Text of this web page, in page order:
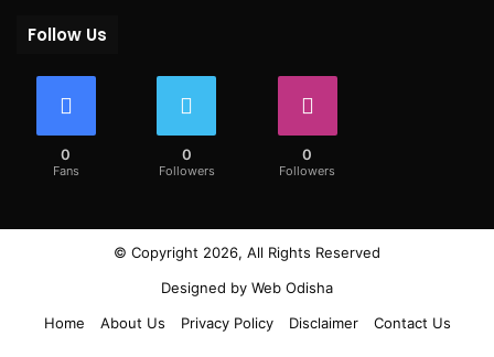
Follow Us
0
Fans
0
Followers
0
Followers
© Copyright 2026, All Rights Reserved
Designed by Web Odisha
Home
About Us Privacy Policy Disclaimer Contact Us